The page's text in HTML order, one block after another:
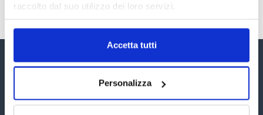
raccolto dal suo utilizzo dei loro servizi.
Accetta tutti
Personalizza
Assinform Editore
Chi siamo